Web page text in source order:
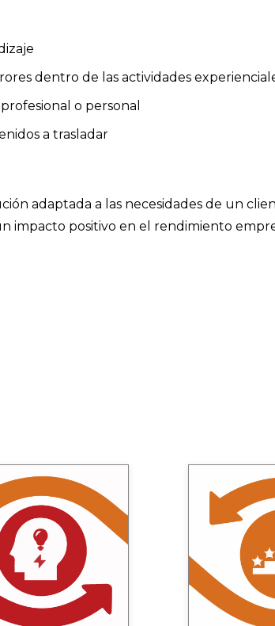
dentro de las actividades
o personal
a trasladar
adaptada a las necesidades de un
impacto positivo en el rendimiento
y probar
los conceptos y
clave que mejorarán sus
de una forma “simple”
aplicar. Combinamos
para mantener el
atención, impulsamos la
y la digitalización de
estructurado
para
su